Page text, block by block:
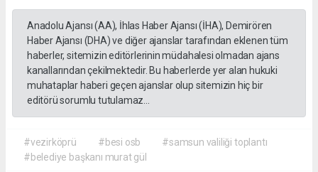
Anadolu Ajansı (AA), İhlas Haber Ajansı (İHA), Demirören
Haber Ajansı (DHA) ve diğer ajanslar tarafından eklenen tüm
haberler, sitemizin editörlerinin müdahalesi olmadan ajans
kanallarından çekilmektedir. Bu haberlerde yer alan hukuki
muhataplar haberi geçen ajanslar olup sitemizin hiç bir
editörü sorumlu tutulamaz...
#vezirköprü #besi osb
#samsun valiliği toplantı
#belediye başkanı murat gül